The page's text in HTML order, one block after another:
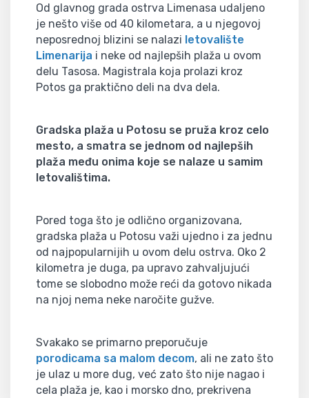
Od glavnog grada ostrva Limenasa udaljeno
je nešto više od 40 kilometara, a u njegovoj
neposrednoj blizini se nalazi letovalište
Limenarija i neke od najlepših plaža u ovom
delu Tasosa. Magistrala koja prolazi kroz
Potos ga praktično deli na dva dela.
Gradska plaža u Potosu se pruža kroz celo
mesto, a smatra se jednom od najlepših
plaža među onima koje se nalaze u samim
letovalištima.
Pored toga što je odlično organizovana,
gradska plaža u Potosu važi ujedno i za jednu
od najpopularnijih u ovom delu ostrva. Oko 2
kilometra je duga, pa upravo zahvaljujući
tome se slobodno može reći da gotovo nikada
na njoj nema neke naročite gužve.
Svakako se primarno preporučuje
porodicama sa malom decom, ali ne zato što
je ulaz u more dug, već zato što nije nagao i
cela plaža je, kao i morsko dno, prekrivena